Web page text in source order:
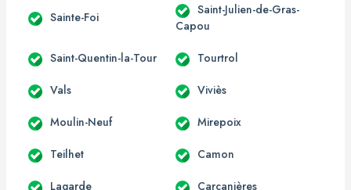
Sainte-Foi
Saint-Julien-de-Gras-
Capou
Saint-Quentin-la-Tour Tourtrol
Vals Viviès
Moulin-Neuf Mirepoix
Teilhet Camon
Lagarde Carcanières